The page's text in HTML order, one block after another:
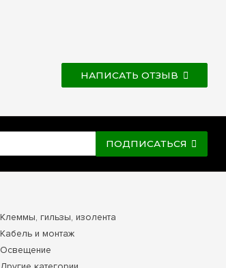
НАПИСАТЬ ОТЗЫВ
ПОДПИСАТЬСЯ
Клеммы, гильзы, изолента
Кабель и монтаж
Освещение